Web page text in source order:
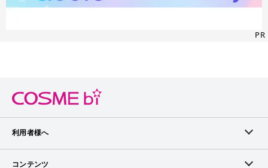
PR
利用者様へ
メンバーログイン
コンテンツ